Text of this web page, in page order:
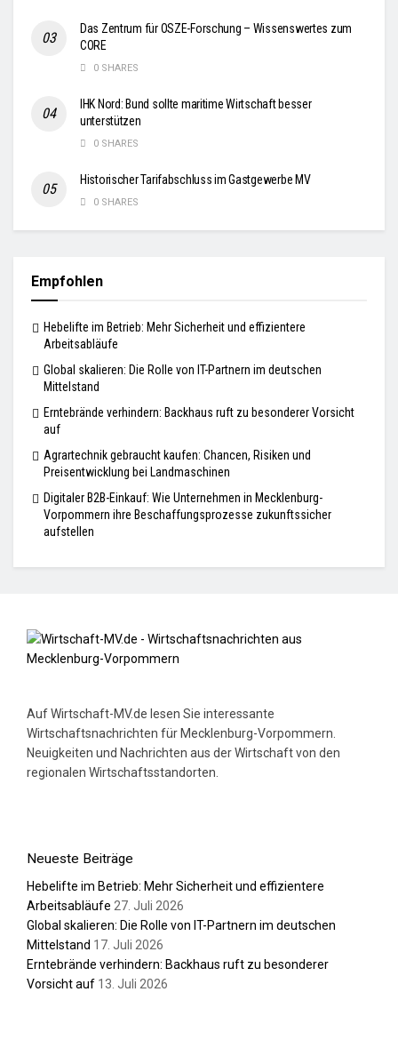
Das Zentrum für OSZE-Forschung – Wissenswertes zum
CORE
0 SHARES
IHK Nord: Bund sollte maritime Wirtschaft besser
unterstützen
0 SHARES
Historischer Tarifabschluss im Gastgewerbe MV
0 SHARES
Empfohlen
Hebelifte im Betrieb: Mehr Sicherheit und effizientere
Arbeitsabläufe
Global skalieren: Die Rolle von IT-Partnern im deutschen
Mittelstand
Erntebrände verhindern: Backhaus ruft zu besonderer Vorsicht
auf
Agrartechnik gebraucht kaufen: Chancen, Risiken und
Preisentwicklung bei Landmaschinen
Digitaler B2B-Einkauf: Wie Unternehmen in Mecklenburg-
Vorpommern ihre Beschaffungsprozesse zukunftssicher
aufstellen
Auf Wirtschaft-MV.de lesen Sie interessante
Wirtschaftsnachrichten für Mecklenburg-Vorpommern.
Neuigkeiten und Nachrichten aus der Wirtschaft von den
regionalen Wirtschaftsstandorten.
Neueste Beiträge
Hebelifte im Betrieb: Mehr Sicherheit und effizientere
Arbeitsabläufe 27. Juli 2026
Global skalieren: Die Rolle von IT-Partnern im deutschen
Mittelstand 17. Juli 2026
Erntebrände verhindern: Backhaus ruft zu besonderer
Vorsicht auf 13. Juli 2026